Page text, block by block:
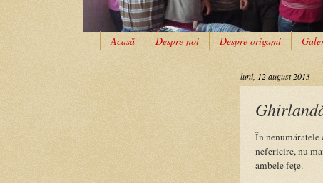
Acasă Despre noi Despre origami
luni, 12 august 2013
În
nefericire, nu
ambele fețe.